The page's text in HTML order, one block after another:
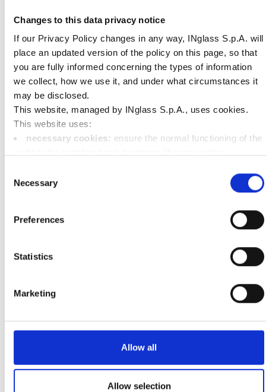
Changes to this data privacy notice
If our Privacy Policy changes in any way, INglass S.p.A. will
place an updated version of the policy on this page, so that
you are fully informed concerning the types of information
we collect, how we use it, and under what circumstances it
may be disclosed.
This website, managed by INglass S.p.A., uses cookies.
This website uses:
necessary cookies: ensure the normal functioning of the
already entered (such as user ID, language selection, or the
collect information on the usage
of the website, e.g. number of visits, average duration of
friendliness of our website;
enable web analytics services
website visitors to better understand their interests and
You can change your preference at any moment, by clicking
Selection
Necessary
Preferences
Statistics
Marketing
Allow all
Allow selection
立、行使或辩护法律主张是必要的。
如在您事先同意的基础上收集了您的个人数据，您可以
随时撤回您的同意。如您撤回同意，我们将不再使用您
的个人数据。请注意，您可以随时拒绝我们将您的个人
数据用于直接营销目的，方法是点击我们所有直接营销
邮件（即活动邀请、新闻通讯、推广我们产品/服务的
电子邮件）末尾的"取消订阅"链接。
获取一份结构化的、常用的且机器可读格式的您的个人
或为了订立或履行合同而收集的，并要求我们将其发送
如需行使上述权利，或对我们使用您的个人数据有任何疑
数据保护官联系。请注明您所联系的INglass法律实体、您
的请求或关注的目的和范围、您的联系方式。如果我们对
您的身份有任何疑问，我们保留要求您提供身份证明副本
的权利。如果您的个人数据未按照适用的数据保护法律使
护监管机构提出投诉。
本隐私政策的变更